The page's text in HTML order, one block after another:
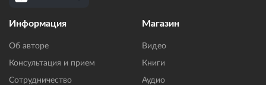
Информация
Об авторе
Консультация и прием
Сотрудничество
Магазин
Видео
Книги
Аудио